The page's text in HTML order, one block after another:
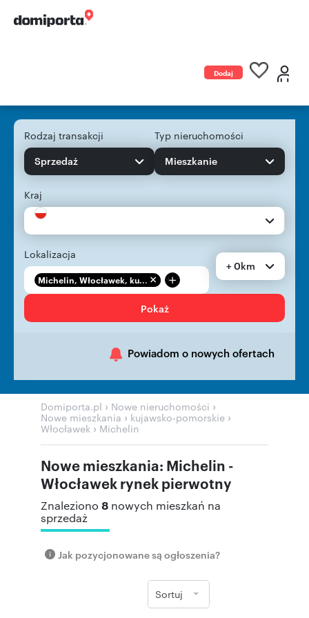
Dodaj
Rodzaj transakcji
Sprzedaż
Typ nieruchomości
Mieszkanie
Kraj
Lokalizacja
Michelin, Włocławek, ku... +
+ 0km
Pokaż
Powiadom o nowych ofertach
Domiporta.pl › Nowe nieruchomości ›
Nowe mieszkania › kujawsko-pomorskie ›
Włocławek › Michelin
Nowe mieszkania: Michelin -
Włocławek rynek pierwotny
Znaleziono 8 nowych mieszkań na
sprzedaż
Jak pozycjonowane są ogłoszenia?
Sortuj